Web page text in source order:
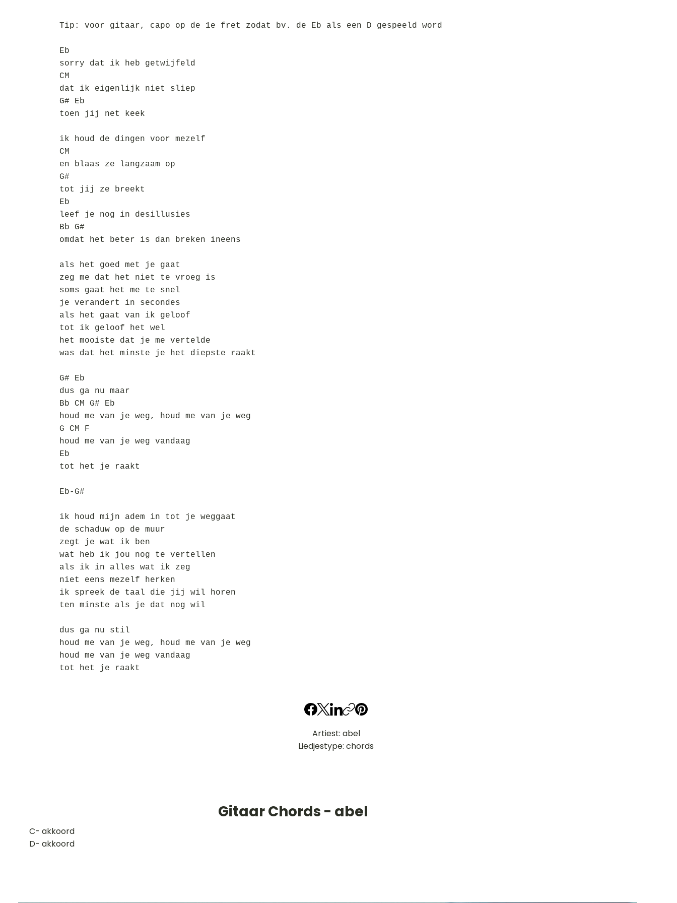
Tip: voor gitaar, capo op de 1e fret zodat bv. de Eb als een D gespeeld word
Eb
sorry dat ik heb getwijfeld
CM
dat ik eigenlijk niet sliep
G# Eb
toen jij net keek
ik houd de dingen voor mezelf
CM
en blaas ze langzaam op
G#
tot jij ze breekt
Eb
leef je nog in desillusies
Bb G#
omdat het beter is dan breken ineens
als het goed met je gaat
zeg me dat het niet te vroeg is
soms gaat het me te snel
je verandert in secondes
als het gaat van ik geloof
tot ik geloof het wel
het mooiste dat je me vertelde
was dat het minste je het diepste raakt
G# Eb
dus ga nu maar
Bb CM G# Eb
houd me van je weg, houd me van je weg
G CM F
houd me van je weg vandaag
Eb
tot het je raakt
Eb-G#
ik houd mijn adem in tot je weggaat
de schaduw op de muur
zegt je wat ik ben
wat heb ik jou nog te vertellen
als ik in alles wat ik zeg
niet eens mezelf herken
ik spreek de taal die jij wil horen
ten minste als je dat nog wil
dus ga nu stil
houd me van je weg, houd me van je weg
houd me van je weg vandaag
tot het je raakt
Artiest: abel
Liedjestype: chords
Gitaar Chords - abel
​C- akkoord
D- akkoord